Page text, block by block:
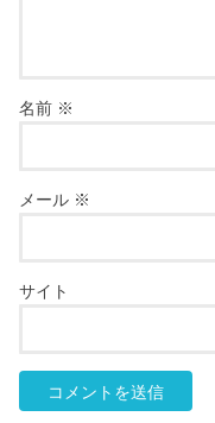
名前 ※
メール ※
サイト